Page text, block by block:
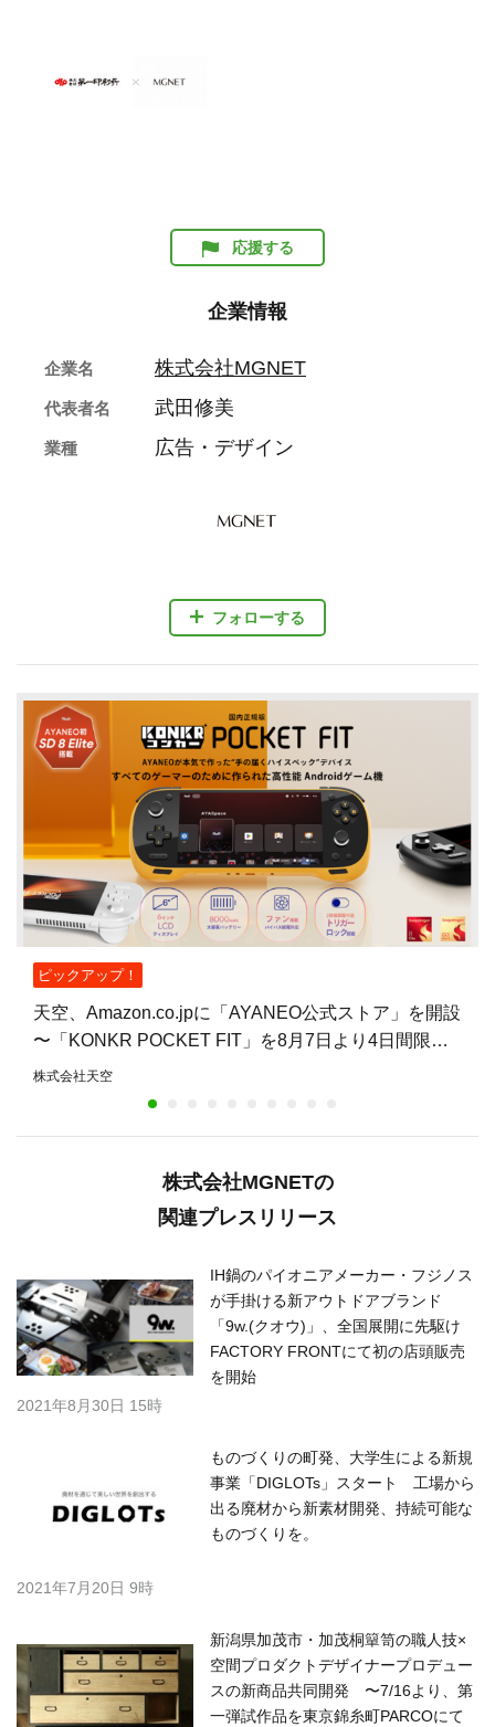
応援する
企業情報
フォローする
企業名 株式会社MGNET
代表者名 武田修美
業種 広告・デザイン
ピックアップ！
天空、Amazon.co.jpに「AYANEO公式ストア」を開設
〜「KONKR POCKET FIT」を8月7日より4日間限定
で15%オフ〜
株式会社天空
株式会社MGNETの
関連プレスリリース
IH鍋のパイオニアメーカー・フジノス
が手掛ける新アウトドアブランド
「9w.(クオウ)」、全国展開に先駆け
FACTORY FRONTにて初の店頭販売
を開始
2021年8月30日 15時
ものづくりの町発、大学生による新規
事業「DIGLOTs」スタート 工場から
出る廃材から新素材開発、持続可能な
ものづくりを。
2021年7月20日 9時
新潟県加茂市・加茂桐簞笥の職人技×
空間プロダクトデザイナープロデュー
スの新商品共同開発 〜7/16より、第
一弾試作品を東京錦糸町PARCOにて